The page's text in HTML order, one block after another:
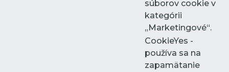
súborov cookie v
kategórii
„Marketingové“.
CookieYes -
používa sa na
zapamätanie